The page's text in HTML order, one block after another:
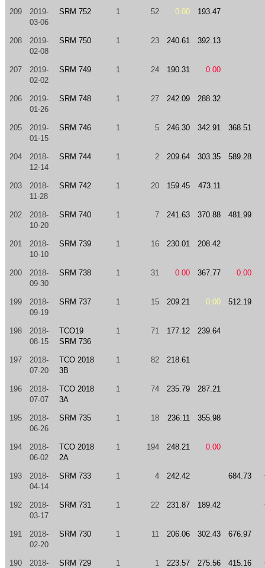
209
2019-
03-06
SRM 752 1 52 0.00 193.47
208
2019-
02-08
SRM 750 1 23 240.61 392.13
207
2019-
02-02
SRM 749 1 24 190.31 0.00
206
2019-
01-26
SRM 748 1 27 242.09 288.32
205
2019-
01-15
SRM 746 1 5 246.30 342.91 368.51
204
2018-
12-14
SRM 744 1 2 209.64 303.35 589.28
203
2018-
11-28
SRM 742 1 20 159.45 473.11
202
2018-
10-20
SRM 740 1 7 241.63 370.88 481.99
201
2018-
10-10
SRM 739 1 16 230.01 208.42
200
2018-
09-30
SRM 738 1 31 0.00 367.77 0.00
199
2018-
09-19
SRM 737 1 15 209.21 0.00 512.19
198
2018-
08-15
TCO19
SRM 736
1 71 177.12 239.64
197
2018-
07-20
TCO 2018
3B
1 82 218.61
196
2018-
07-07
TCO 2018
3A
1 74 235.79 287.21
195
2018-
06-26
SRM 735 1 18 236.11 355.98
194
2018-
06-02
TCO 2018
2A
1 194 248.21 0.00
193
2018-
04-14
SRM 733 1 4 242.42 684.73
192
2018-
03-17
SRM 731 1 22 231.87 189.42
191
2018-
02-20
SRM 730 1 11 206.06 302.43 676.97
190 2018- SRM 729 1 1 223.57 275.56 415.16